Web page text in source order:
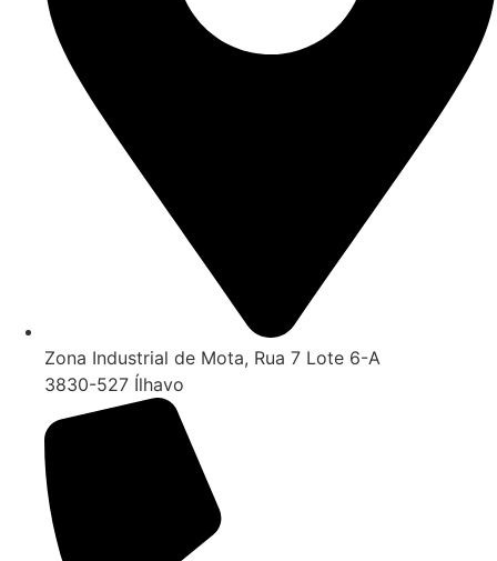
Zona Industrial de Mota, Rua 7 Lote 6-A
3830-527 Ílhavo